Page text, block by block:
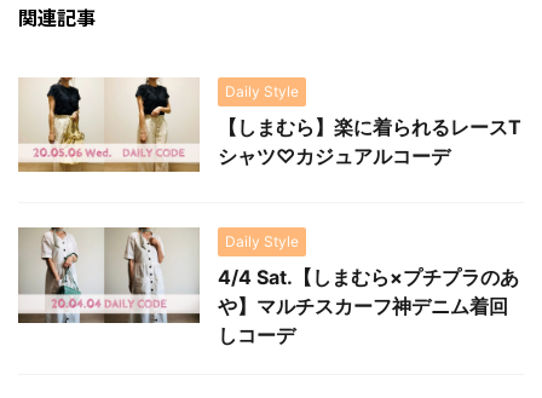
関連記事
Daily Style
【しまむら】楽に着られるレースT
シャツ♡カジュアルコーデ
Daily Style
4/4 Sat.【しまむら×プチプラのあ
や】マルチスカーフ神デニム着回
しコーデ